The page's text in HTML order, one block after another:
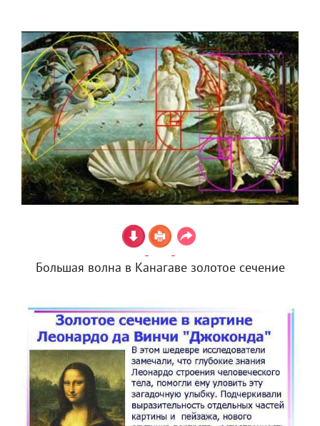
Большая волна в Канагаве золотое сечение